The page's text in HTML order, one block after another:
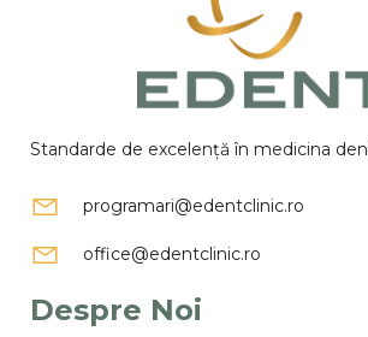
Standarde de excelență în medicina
programari@edentclinic.ro
office@edentclinic.ro
Despre Noi